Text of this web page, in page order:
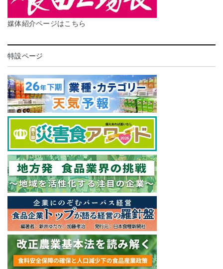
媒体紹介ページはこちら
特設ページ